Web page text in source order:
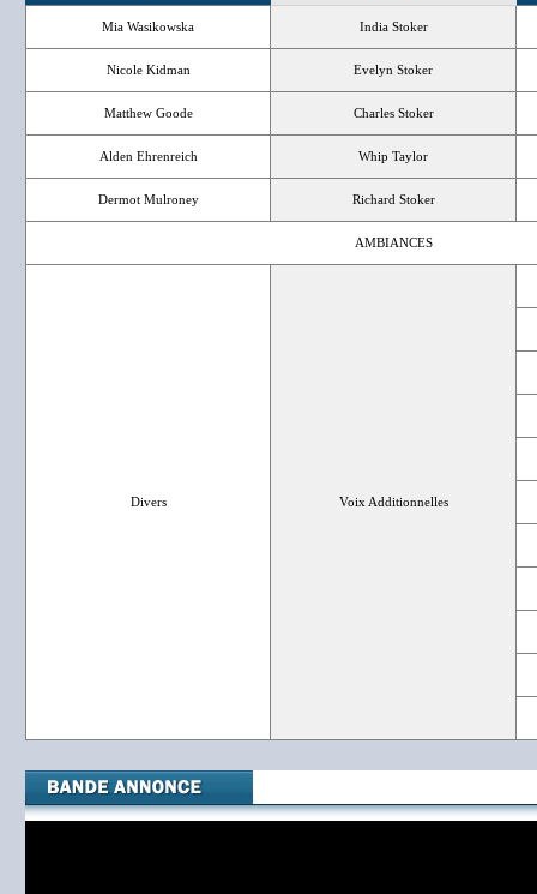
Mia Wasikowska India Stoker
Nicole Kidman Evelyn Stoker
Matthew Goode Charles Stoker
Alden Ehrenreich Whip Taylor
Dermot Mulroney Richard Stoker
AMBIANCES
Divers Voix Additionnelles